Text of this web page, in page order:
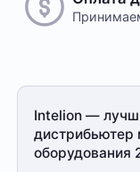
Intelion —
дистрибьютер
оборудования